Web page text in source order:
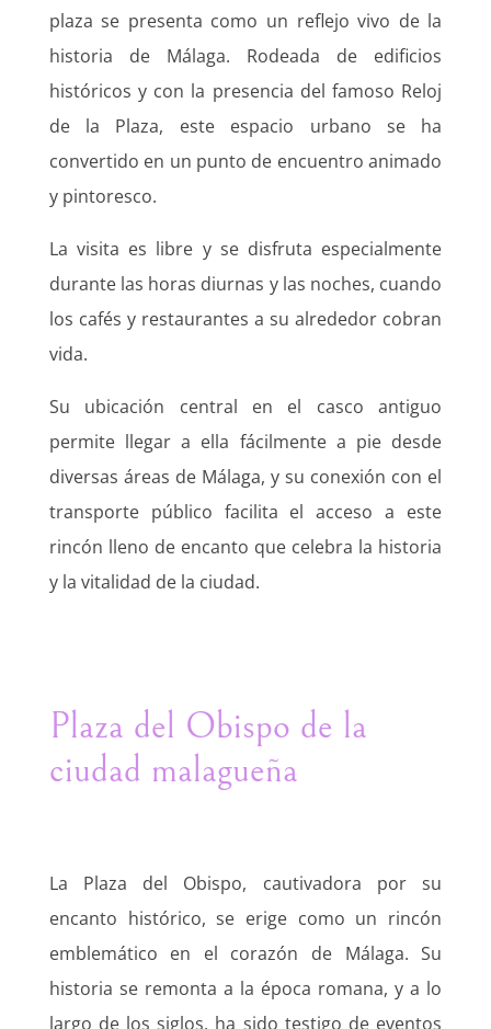
plaza se presenta como un reflejo vivo de la
historia de Málaga. Rodeada de edificios
históricos y con la presencia del famoso Reloj
de la Plaza, este espacio urbano se ha
convertido en un punto de encuentro animado
y pintoresco.
La visita es libre y se disfruta especialmente
durante las horas diurnas y las noches, cuando
los cafés y restaurantes a su alrededor cobran
vida.
Su ubicación central en el casco antiguo
permite llegar a ella fácilmente a pie desde
diversas áreas de Málaga, y su conexión con el
transporte público facilita el acceso a este
rincón lleno de encanto que celebra la historia
y la vitalidad de la ciudad.
Plaza del Obispo de la
ciudad malagueña
La Plaza del Obispo, cautivadora por su
encanto histórico, se erige como un rincón
emblemático en el corazón de Málaga. Su
historia se remonta a la época romana, y a lo
largo de los siglos, ha sido testigo de eventos